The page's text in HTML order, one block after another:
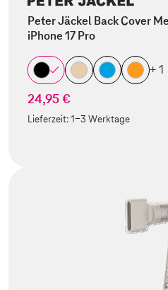
Peter Jäckel Back Cover
iPhone 17 Pro
+ 1
24,95 €
Lieferzeit:1-3 Werktage